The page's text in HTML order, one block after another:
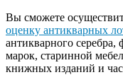
Вы сможете
оценку антикварных
антикварного
марок, старинной
книжных изданий и